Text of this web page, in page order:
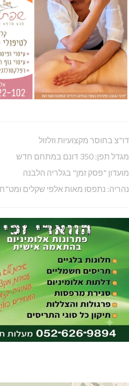
דו"צ בחוסר מקצועיות וזלזול
מגדל תפן: 350 דונם במתחם חדש
מועדון "פסק זמן" בגלריה הלבנה
נהריה: נתפסו מאות אלפי שקלים ומט"ח
האלימות משתוללת!
טרנספורמטור קפוט
ינוח: מבנה רב תכליתי ב-120 מלש"ח